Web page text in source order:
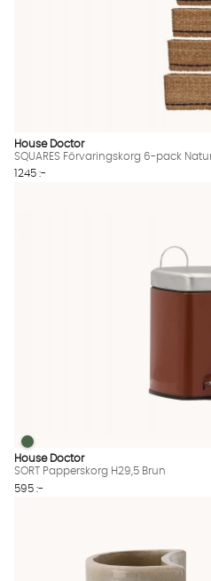
House Doctor
SQUARES Förvaringskorg 6-pack
1245 :-
SORT Papperskorg H29,5 Brun
SORT Papperskorg H29,5 Brun
House Doctor
SORT Papperskorg H29,5 Brun
595 :-